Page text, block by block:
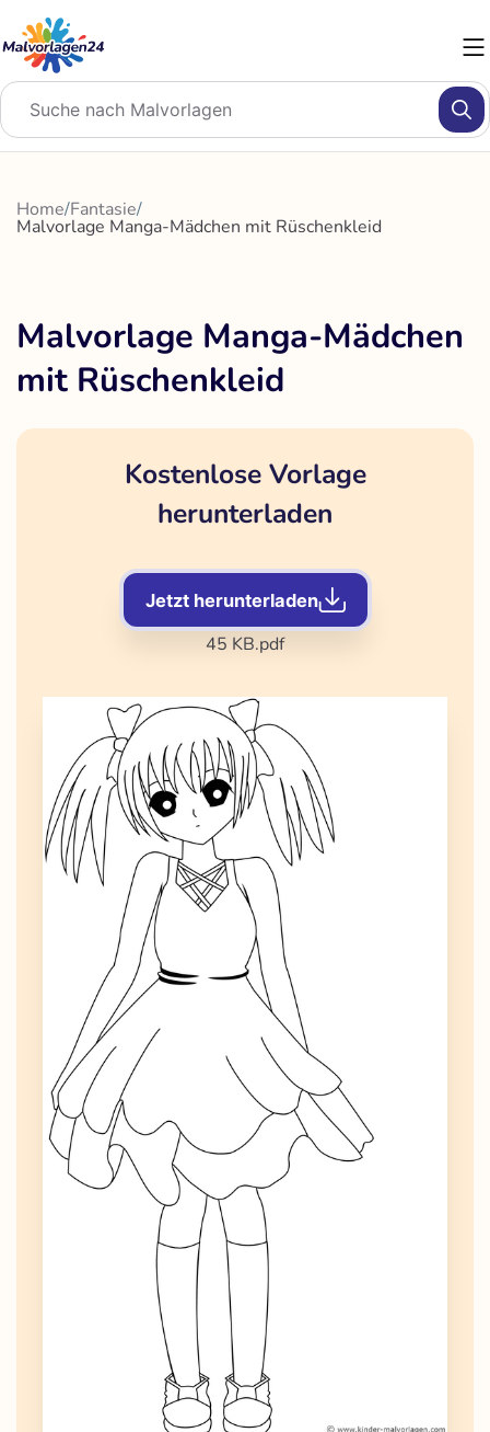
Inhalt
springen
Home/Fantasie/
Malvorlage Manga-Mädchen mit Rüschenkleid
Malvorlage Manga-Mädchen
mit Rüschenkleid
Kostenlose Vorlage
herunterladen
Jetzt herunterladen
45 KB.pdf